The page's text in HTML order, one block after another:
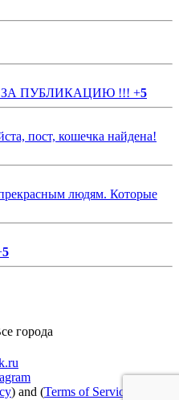
ПУБЛИКАЦИЮ !!! +5
пост, кошечка найдена!
людям. Которые
5
города
) and (Terms of Service